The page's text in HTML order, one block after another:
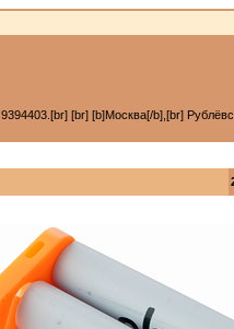
[br] [b]Москва[/b],[br]